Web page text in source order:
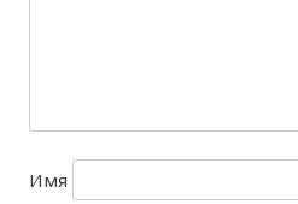
Имя